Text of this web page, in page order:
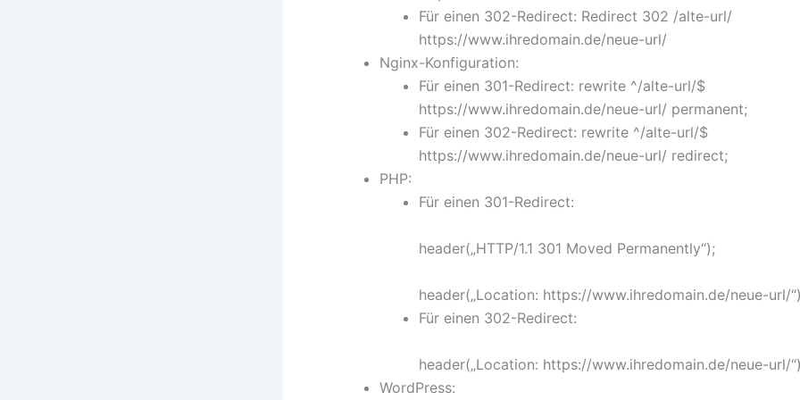
Für einen 302-Redirect: Redirect 302 /alte-url/
https://www.ihredomain.de/neue-url/
Nginx-Konfiguration:
Für einen 301-Redirect: rewrite ^/alte-url/$
https://www.ihredomain.de/neue-url/ permanent;
Für einen 302-Redirect: rewrite ^/alte-url/$
https://www.ihredomain.de/neue-url/ redirect;
PHP:
Für einen 301-Redirect:
header(„HTTP/1.1 301 Moved Permanently“);
header(„Location: https://www.ihredomain.de/neue-url/
Für einen 302-Redirect:
header(„Location: https://www.ihredomain.de/neue-url/
WordPress: